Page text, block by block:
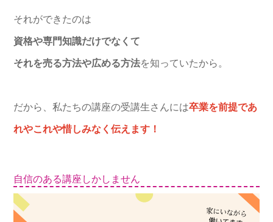
それができたのは
資格や専門知識だけでなくて
それを売る方法や広める方法を知っていたから。
だから、私たちの講座の受講生さんには卒業を前提であ
れやこれや惜しみなく伝えます！
自信のある講座しかしません